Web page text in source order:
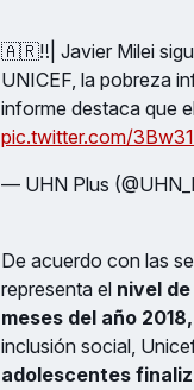
🇦🇷‼️| Javier Milei
UNICEF, la pobreza
informe destaca que
pic.twitter.com/
— UHN Plus
De acuerdo con las
representa el nivel
meses del año 2018,
inclusión social,
adolescentes